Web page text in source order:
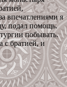
впечатлениями я
подал помощь.
побывать.
с братией, и